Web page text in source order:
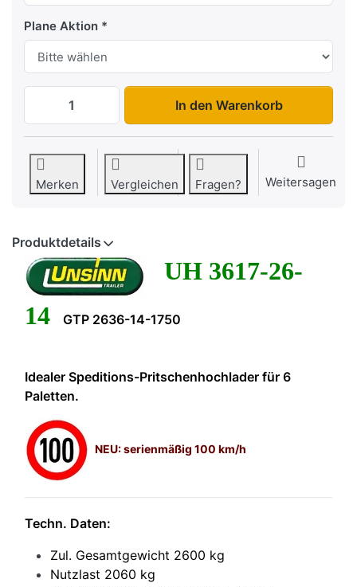
Plane Aktion
UH 3617-26-14 zu 4.461,11 €, Menge 1.
In den Warenkorb
Merken Vergleichen Fragen? Weitersagen
Produktdetails
UH 3617-26-
14
GTP 2636-14-1750
Idealer Speditions-Pritschenhochlader für 6
Paletten.
NEU: serienmäßig 100 km/h
Techn. Daten:
Zul. Gesamtgewicht 2600 kg
Nutzlast 2060 kg